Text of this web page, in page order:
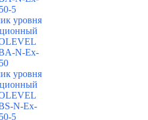
5
уровня
N-Ex-
уровня
N-Ex-
5